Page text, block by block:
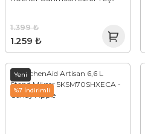
1.259 ₺
1.399 ₺
Yeni
%7 İndirimli